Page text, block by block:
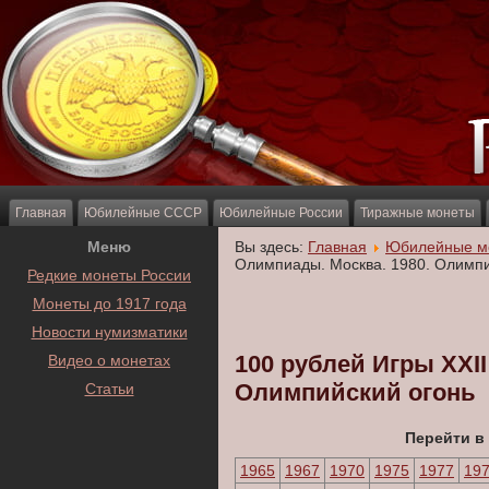
Главная Юбилейные СССР Юбилейные России Тиражные монеты
Меню
Редкие монеты России
Монеты до 1917 года
Новости нумизматики
Видео о монетах
Статьи
Вы здесь: Главная
Юбилейные
Олимпиады. Москва. 1980.
100 рублей Игры
Олимпийский огонь
Перейти в
1965
1967 1970 1975 1977